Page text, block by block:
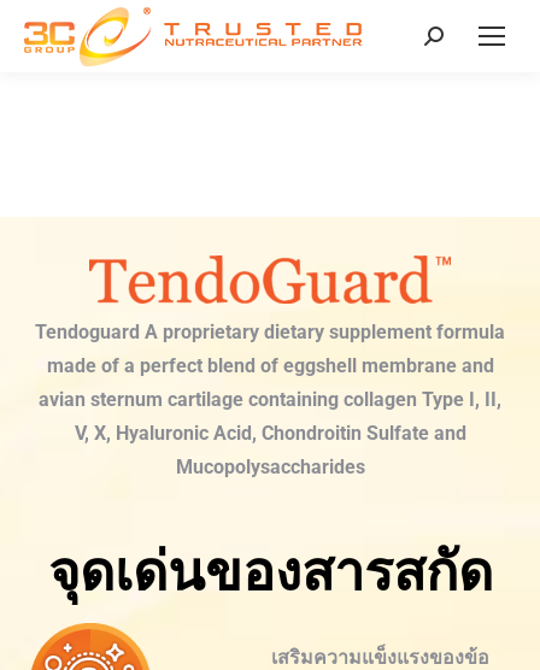
Tendoguard A proprietary dietary supplement formula
made of a perfect blend of eggshell membrane and
avian sternum cartilage containing collagen Type I, II,
V, X, Hyaluronic Acid, Chondroitin Sulfate and
Mucopolysaccharides
จุดเด่นของสารสกัด
เสริมความแข็งแรงของข้อ